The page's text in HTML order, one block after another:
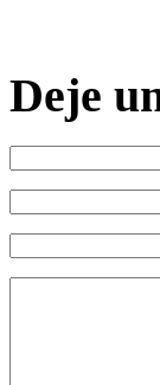
Deje